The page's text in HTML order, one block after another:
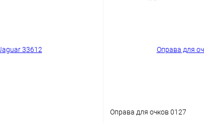
Оправа для очков 0127